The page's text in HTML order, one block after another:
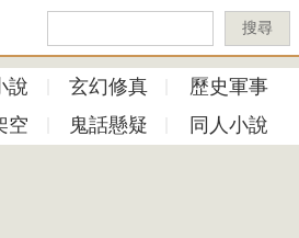
搜尋
說 玄幻修真
歷史軍事
空 鬼話懸疑 同人小說